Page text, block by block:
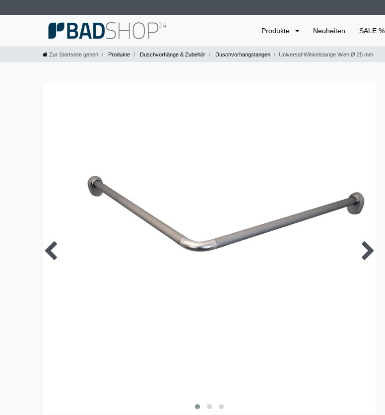
Produkte Neuheiten SALE %
Zur Startseite gehen Produkte Duschvorhänge & Zubehör Duschvorhangstangen Universal-Winkelstange Wien Ø 25 mm